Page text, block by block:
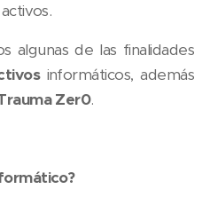
algunas de las finalidades
informáticos, además
Zer0.